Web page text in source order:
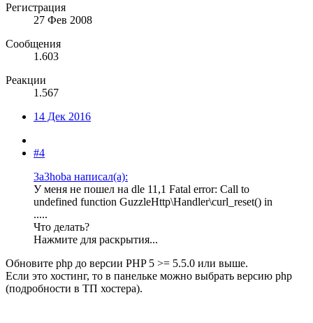
Регистрация
27 Фев 2008
Сообщения
1.603
Реакции
1.567
14 Дек 2016
#4
3a3hoba написал(а):
У меня не пошел на dle 11,1 Fatal error: Call to
undefined function GuzzleHttp\Handler\curl_reset() in
.....
Что делать?
Нажмите для раскрытия...
Обновите php до версии PHP 5 >= 5.5.0 или выше.
Если это хостинг, то в панельке можно выбрать версию php
(подробности в ТП хостера).